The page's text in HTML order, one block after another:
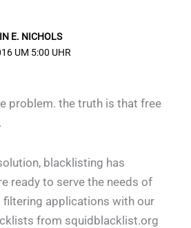
E. NICHOLS
UM 5:00 UHR
problem. the truth is that free
blacklisting has
ready to serve the needs of
filtering applications with our
from squidblacklist.org